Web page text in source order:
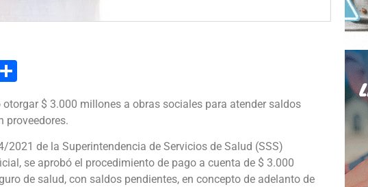
$ 3.000 millones a obras sociales para atender saldos
proveedores.
2021 de la Superintendencia de Servicios de Salud (SSS)
se aprobó el procedimiento de pago a cuenta de $ 3.000
de salud, con saldos pendientes, en concepto de adelanto de